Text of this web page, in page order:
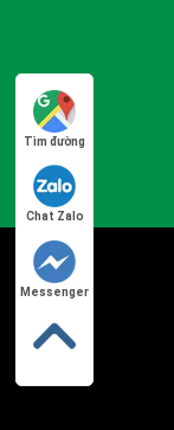
Tìm đường
Chat Zalo
Messenger